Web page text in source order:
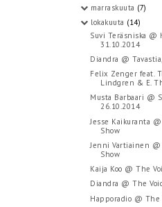
marraskuuta (7)
lokakuuta (14)
Suvi Teräsniska @
31.10.2014
Diandra @
Felix Zenger feat.
Lindgren & E.
Musta Barbaari @
26.10.2014
Jesse Kaikuranta
Show
Jenni Vartiainen @
Show
Kaija Koo @ The
Diandra @ The
Happoradio @ The